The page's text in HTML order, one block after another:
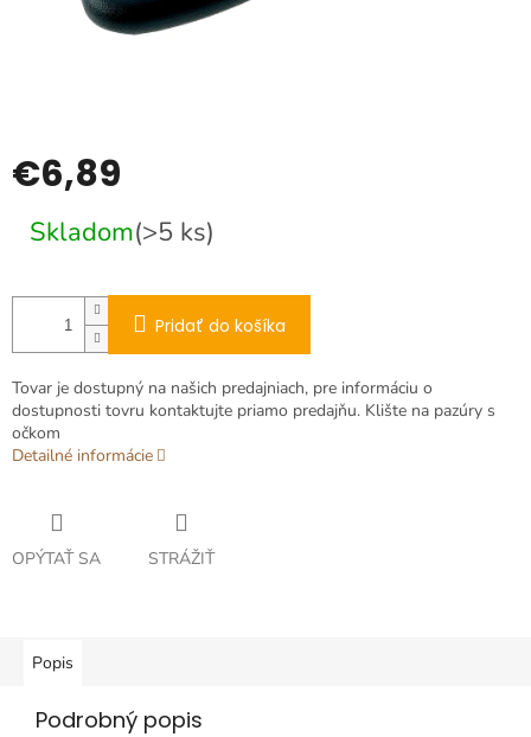
€6,89
cena:
Skladom(>5 ks)
Pridať do košíka
Tovar je dostupný na našich predajniach, pre informáciu o
dostupnosti tovru kontaktujte priamo predajňu. Klište na pazúry s
očkom
Detailné informácie
OPÝTAŤ SA STRÁŽIŤ
Popis
Podrobný popis